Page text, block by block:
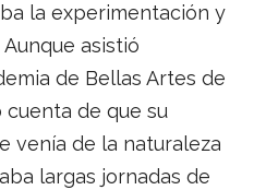
la experimentación y
asistió
de Bellas Artes de
de que su
venía de la naturaleza
largas jornadas de